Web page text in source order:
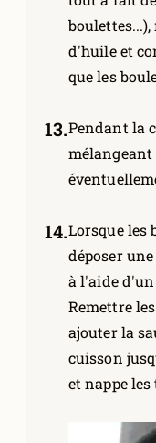
d'huile et
que les
Pendant la
mélangeant
Lorsque les
déposer
à l'aide
Remettre
ajouter la
cuisson
et nappe